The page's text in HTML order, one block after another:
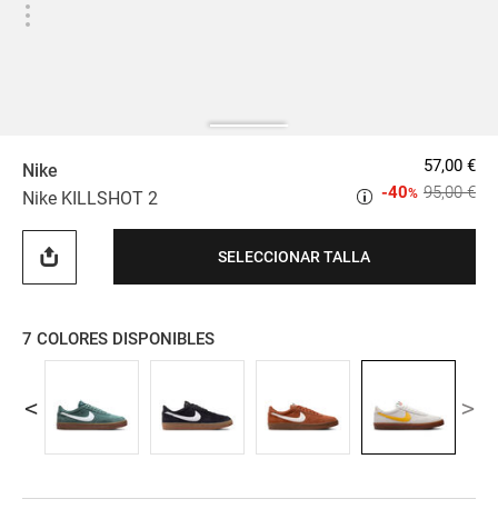
Nike
Nike KILLSHOT 2
57,00 €
95,00 €
-40%
SELECCIONAR TALLA
7 COLORES DISPONIBLES